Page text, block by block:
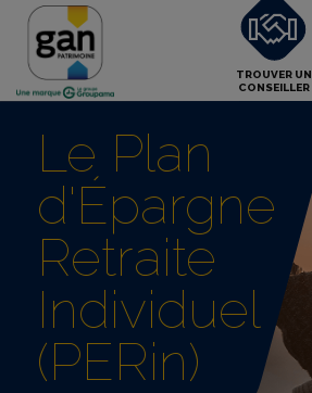
TROUVER UN
CONSEILLER
Le Plan
d'Épargne
Retraite
Individuel
(PERin)